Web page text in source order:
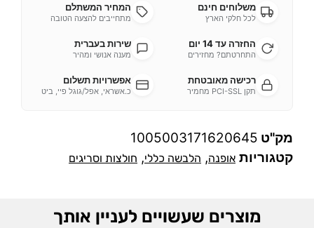
משלוחים חינם
לכל חלקי הארץ
המחיר המשתלם
מתחייבים להצעה הטובה
החזרה עד 14 יום
התחרטתם? מחזירים
שירות בעברית
מענה אנושי ומהיר
רכישה מאובטחת
תקן PCI-SSL מחמיר
אפשרויות תשלום
כ.אשראי, אפל/גוגל פיי, ביט
מק"ט 1005003171620645
קטגוריות אופנה, הלבשה כללי, חולצות וסריגים
מוצרים שעשויים לעניין אותך